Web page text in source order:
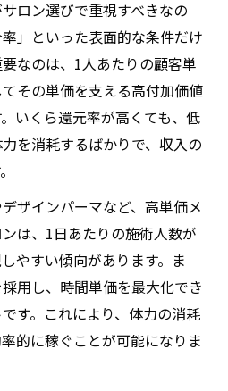
ロン選びで重視すべきなの
」といった表面的な条件だけ
なのは、1人あたりの顧客単
その単価を支える高付加価値
いくら還元率が高くても、低
を消耗するばかりで、収入の
ザインパーマなど、高単価メ
は、1日あたりの施術人数が
やすい傾向があります。ま
用し、時間単価を最大化でき
す。これにより、体力の消耗
的に稼ぐことが可能になりま